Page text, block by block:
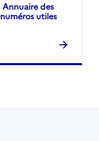
Annuaire des
numéros utiles